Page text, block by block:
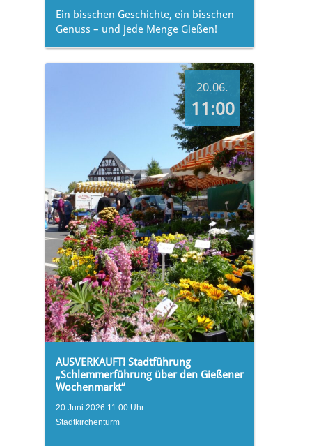
Ein bisschen Geschichte, ein bisschen
Genuss – und jede Menge Gießen!
20.06.
11:00
AUSVERKAUFT! Stadtführung
„Schlemmerführung über den Gießener
Wochenmarkt“
20.Juni.2026 11:00 Uhr
Stadtkirchenturm